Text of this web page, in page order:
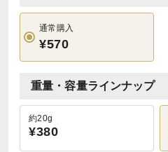
通常購入
¥570
重量・容量ラインナップ
約20g
¥380